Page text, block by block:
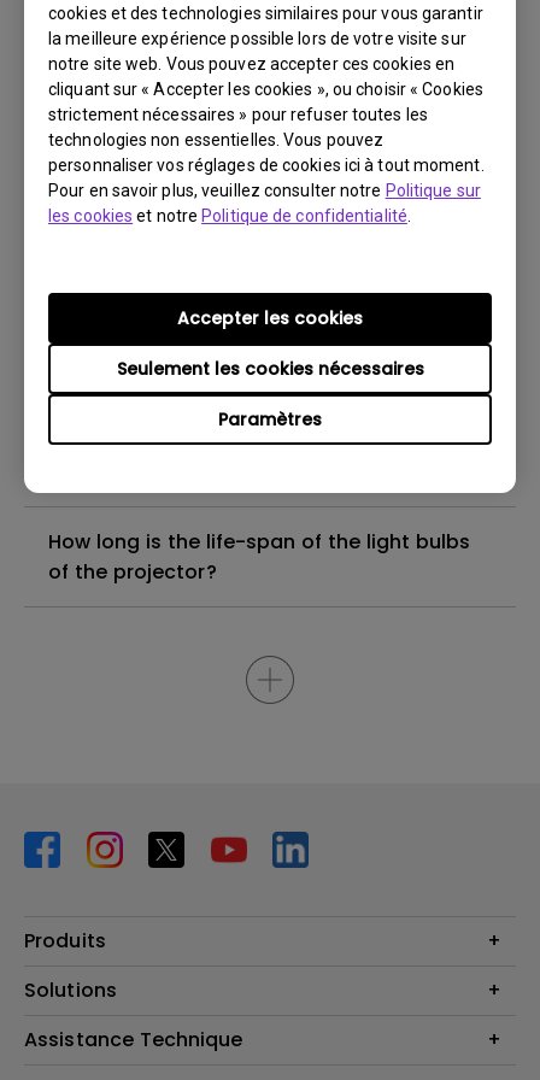
cookies et des technologies similaires pour vous garantir
la meilleure expérience possible lors de votre visite sur
notre site web. Vous pouvez accepter ces cookies en
cliquant sur « Accepter les cookies », ou choisir « Cookies
strictement nécessaires » pour refuser toutes les
technologies non essentielles. Vous pouvez
personnaliser vos réglages de cookies ici à tout moment.
Pour en savoir plus, veuillez consulter notre Politique sur
les cookies et notre Politique de confidentialité
Paramètres
Seulement les cookies nécessaires
Accepter les cookies
is on, the image is now blurred.
Can I leave my projector turned on 24/7?
What is BenQ Short-Throw Technology?
Why is the lamp is not as bright (or
dimmed) after using for a period of time?
What reason will cause lamp to
How long is the life-span of the light bulbs
of the projector?
Produits
Vidéoprojecteurs
Éclairage
Solutions
Business Display
Assistance Technique